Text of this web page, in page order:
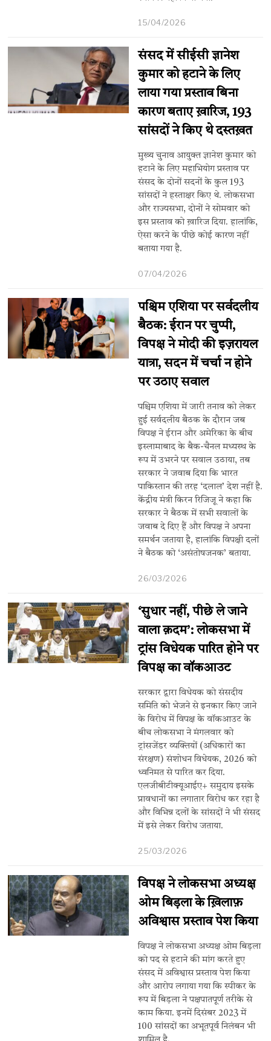
15/04/2026
संसद में सीईसी ज्ञानेश
कुमार को हटाने के लिए
लाया गया प्रस्ताव बिना
कारण बताए ख़ारिज, 193
सांसदों ने किए थे दस्तख़त
मुख्य चुनाव आयुक्त ज्ञानेश कुमार को
हटाने के लिए महाभियोग प्रस्ताव पर
संसद के दोनों सदनों के कुल 193
सांसदों ने हस्ताक्षर किए थे. लोकसभा
और राज्यसभा, दोनों ने सोमवार को
इस प्रस्ताव को ख़ारिज दिया. हालांकि,
ऐसा करने के पीछे कोई कारण नहीं
बताया गया है.
07/04/2026
पश्चिम एशिया पर सर्वदलीय
बैठक: ईरान पर चुप्पी,
विपक्ष ने मोदी की इज़रायल
यात्रा, सदन में चर्चा न होने
पर उठाए सवाल
पश्चिम एशिया में जारी तनाव को लेकर
हुई सर्वदलीय बैठक के दौरान जब
विपक्ष ने ईरान और अमेरिका के बीच
इस्लामाबाद के बैक-चैनल मध्यस्थ के
रूप में उभरने पर सवाल उठाया, तब
सरकार ने जवाब दिया कि भारत
पाकिस्तान की तरह ‘दलाल’ देश नहीं है.
केंद्रीय मंत्री किरन रिजिजू ने कहा कि
सरकार ने बैठक में सभी सवालों के
जवाब दे दिए हैं और विपक्ष ने अपना
समर्थन जताया है, हालांकि विपक्षी दलों
ने बैठक को ‘असंतोषजनक’ बताया.
26/03/2026
‘सुधार नहीं, पीछे ले जाने
वाला क़दम’: लोकसभा में
ट्रांस विधेयक पारित होने पर
विपक्ष का वॉकआउट
सरकार द्वारा विधेयक को संसदीय
समिति को भेजने से इनकार किए जाने
के विरोध में विपक्ष के वॉकआउट के
बीच लोकसभा ने मंगलवार को
ट्रांसजेंडर व्यक्तियों (अधिकारों का
संरक्षण) संशोधन विधेयक, 2026 को
ध्वनिमत से पारित कर दिया.
एलजीबीटीक्यूआईए+ समुदाय इसके
प्रावधानों का लगातार विरोध कर रहा है
और विभिन्न दलों के सांसदों ने भी संसद
में इसे लेकर विरोध जताया.
25/03/2026
विपक्ष ने लोकसभा अध्यक्ष
ओम बिड़ला के ख़िलाफ़
अविश्वास प्रस्ताव पेश किया
विपक्ष ने लोकसभा अध्यक्ष ओम बिड़ला
को पद से हटाने की मांग करते हुए
संसद में अविश्वास प्रस्ताव पेश किया
और आरोप लगाया गया कि स्पीकर के
रूप में बिड़ला ने पक्षपातपूर्ण तरीके से
काम किया. इनमें दिसंबर 2023 में
100 सांसदों का अभूतपूर्व निलंबन भी